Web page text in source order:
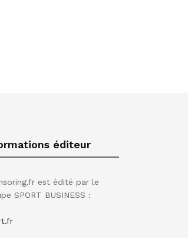
éditeur
est édité par le
SPORT BUSINESS :